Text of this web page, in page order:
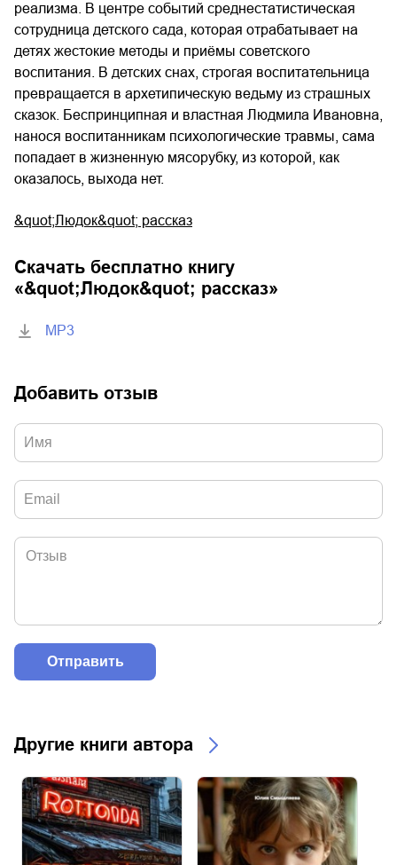
реализма. В центре событий среднестатистическая
сотрудница детского сада, которая отрабатывает на
детях жестокие методы и приёмы советского
воспитания. В детских снах, строгая воспитательница
превращается в архетипическую ведьму из страшных
сказок. Беспринципная и властная Людмила Ивановна,
нанося воспитанникам психологические травмы, сама
попадает в жизненную мясорубку, из которой, как
оказалось, выхода нет.
&quot;Людок&quot; рассказ
Скачать бесплатно книгу
«&quot;Людок&quot; рассказ»
MP3
Добавить отзыв
Другие книги автора